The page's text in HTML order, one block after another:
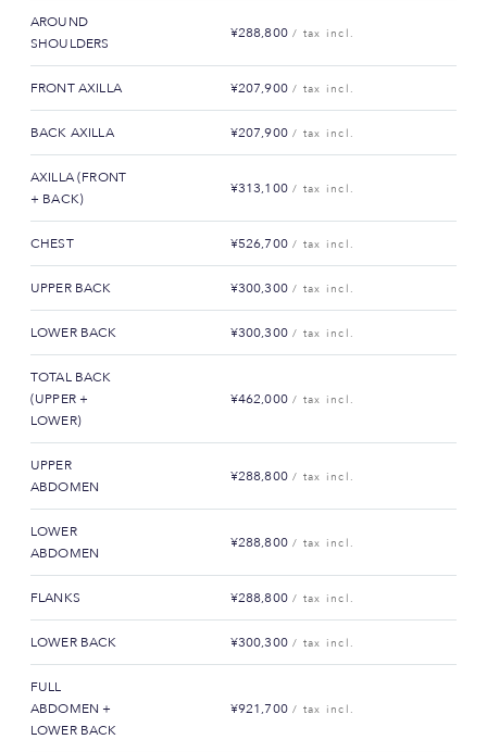
AROUND
SHOULDERS
¥288,800 / tax incl.
FRONT AXILLA ¥207,900 / tax incl.
BACK AXILLA ¥207,900 / tax incl.
AXILLA (FRONT
+ BACK)
¥313,100 / tax incl.
CHEST ¥526,700 / tax incl.
UPPER BACK ¥300,300 / tax incl.
LOWER BACK ¥300,300 / tax incl.
TOTAL BACK
(UPPER +
LOWER)
¥462,000 / tax incl.
UPPER
ABDOMEN
¥288,800 / tax incl.
LOWER
ABDOMEN
¥288,800 / tax incl.
FLANKS ¥288,800 / tax incl.
LOWER BACK ¥300,300 / tax incl.
FULL
ABDOMEN +
LOWER BACK
¥921,700 / tax incl.